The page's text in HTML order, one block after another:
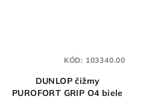
DUNLOP čižmy
PUROFORT GRIP O4 biele
KÓD: 103340.00